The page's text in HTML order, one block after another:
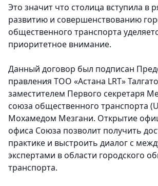
Это значит что столица вступила в
развитию и совершенствованию
общественного транспорта
приоритетное внимание.
Данный договор был подписан
правления ТОО «Астана LRT»
заместителем Первого секретаря
союза общественного транспорта
Мохамедом Мезгани. Открытие
офиса Союза позволит получить
практике и выстроить диалог с
экспертами в области городского
транспорта.